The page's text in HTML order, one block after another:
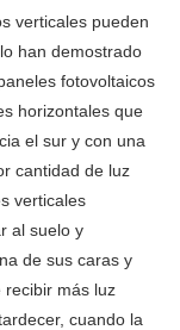
verticales pueden
han demostrado
fotovoltaicos
horizontales que
el sur y con una
cantidad de luz
verticales
al suelo y
de sus caras y
recibir más luz
cuando la